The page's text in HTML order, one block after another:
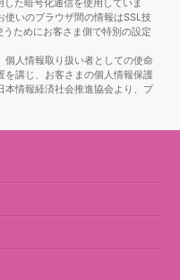
た暗号化通信を使用していま
いのブラウザ間の情報はSSL技
ためにお客さま側で特別の設定
個人情報取り扱い者としての使命
を講じ、お客さまの個人情報保護
本情報経済社会推進協会より、プ